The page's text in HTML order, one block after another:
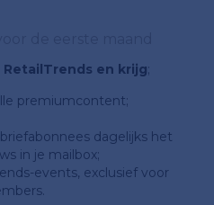
RetailTrends en krijg;
premiumcontent;
dagelijks het
in je mailbox;
events, exclusief voor